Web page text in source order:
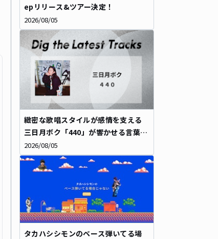
epリリース&ツアー決定！
2026/08/05
緻密な歌唱スタイルが感情を支える――
三日月ボク「440」が響かせる言葉の
重み
2026/08/05
タカハシシモンのベース弾いてる場